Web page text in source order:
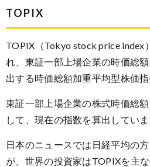
TOPIX
TOPIX（Tokyo stock price index
れ、東証一部上場企業の時価総
出する時価総額加重平均型株価指
東証一部上場企業の株式時価総
して、現在の指数を算出していま
日本のニュースでは日経平均の
が、世界の投資家はTOPIXを主